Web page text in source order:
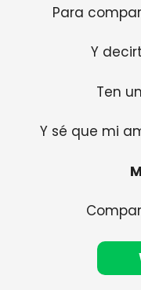
Para
Y
Ten
Y sé que mi